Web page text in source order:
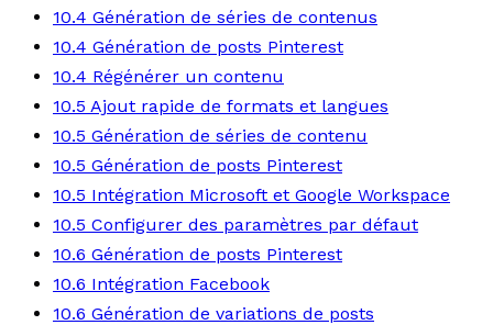
10.4 Génération de séries de contenus
10.4 Génération de posts Pinterest
10.4 Régénérer un contenu
10.5 Ajout rapide de formats et langues
10.5 Génération de séries de contenu
10.5 Génération de posts Pinterest
10.5 Intégration Microsoft et Google Workspace
10.5 Configurer des paramètres par défaut
10.6 Génération de posts Pinterest
10.6 Intégration Facebook
10.6 Génération de variations de posts